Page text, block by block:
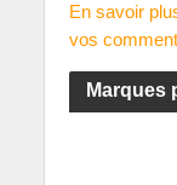
En savoir
vos
Marques